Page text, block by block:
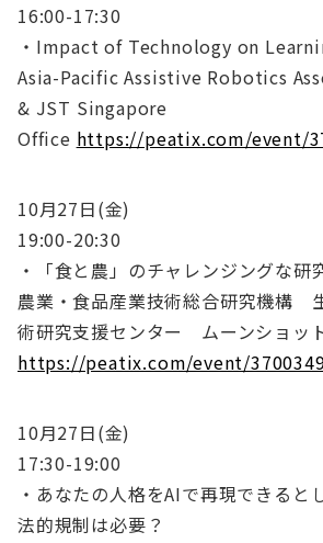
16:00-17:30
・Impact of Technology on
Asia-Pacific Assistive Robotics
& JST Singapore
Office https://peatix.com/event/
10月27日(金)
19:00-20:30
・「食と農」のチャレンジングな研
農業・食品産業技術総合研究機構
術研究支援センター ムーンショッ
https://peatix.com/event/
10月27日(金)
17:30-19:00
・あなたの人格をAIで再現できると
法的規制は必要？